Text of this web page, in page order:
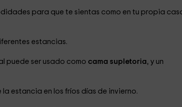
para que te sientas como en tu propia
estancias.
puede ser usado como cama supletoria, y un
estancia en los fríos días de invierno.